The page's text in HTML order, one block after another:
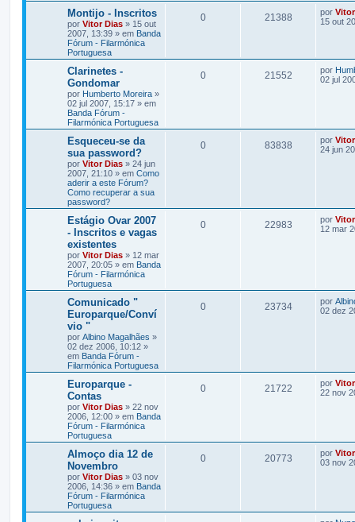
Montijo - Inscritos
por Vitor Dias » 15 out
2007, 13:39 » em Banda
Fórum - Filarmónica
Portuguesa
0 21388 por
15 out
Clarinetes -
Gondomar
por Humberto Moreira »
02 jul 2007, 15:17 » em
Banda Fórum -
Filarmónica Portuguesa
0 21552 por
02 jul
Esqueceu-se da
sua password?
por Vitor Dias » 24 jun
2007, 21:10 » em Como
aderir a este Fórum?
Como recuperar a sua
password?
0 83838 por
24 jun
Estágio Ovar 2007
- Inscritos e vagas
existentes
por Vitor Dias » 12 mar
2007, 20:05 » em Banda
Fórum - Filarmónica
Portuguesa
0 22983 por
12 mar
Comunicado "
Europarque/Conví
vio "
por Albino Magalhães »
02 dez 2006, 10:12 »
em Banda Fórum -
Filarmónica Portuguesa
0 23734 por
02 dez
Europarque -
Contas
por Vitor Dias » 22 nov
2006, 12:00 » em Banda
Fórum - Filarmónica
Portuguesa
0 21722 por
22 nov
Almoço dia 12 de
Novembro
por Vitor Dias » 03 nov
2006, 14:36 » em Banda
Fórum - Filarmónica
Portuguesa
0 20773 por
03 nov